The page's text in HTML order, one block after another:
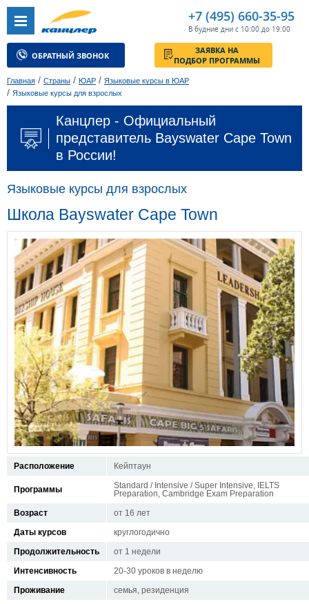
+7 (495) 660-35-95
В будние дни с 10:00 до 19:00
ОБРАТНЫЙ ЗВОНОК
ЗАЯВКА НА
ПОДБОР ПРОГРАММЫ
Главная / Страны / ЮАР / Языковые курсы в ЮАР
/ Языковые курсы для взрослых
Канцлер - Официальный
представитель Bayswater Cape Town
в России!
Языковые курсы для взрослых
Школа Bayswater Cape Town
Расположение Кейптаун
Программы
Standard / Intensive / Super Intensive, IELTS
Preparation, Cambridge Exam Preparation
Возраст
от 16 лет
Даты курсов
круглогодично
Продолжительность
от 1 недели
Интенсивность
20-30 уроков в неделю
Проживание
семья, резиденция